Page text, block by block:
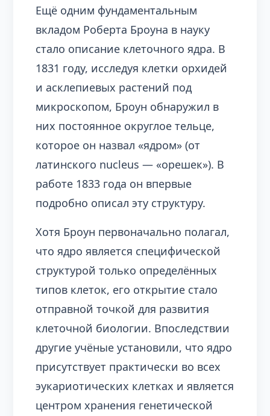
Ещё одним фундаментальным
вкладом Роберта Броуна в науку
стало описание клеточного ядра. В
1831 году, исследуя клетки орхидей
и асклепиевых растений под
микроскопом, Броун обнаружил в
них постоянное округлое тельце,
которое он назвал «ядром» (от
латинского nucleus — «орешек»). В
работе 1833 года он впервые
подробно описал эту структуру.
Хотя Броун первоначально полагал,
что ядро является специфической
структурой только определённых
типов клеток, его открытие стало
отправной точкой для развития
клеточной биологии. Впоследствии
другие учёные установили, что ядро
присутствует практически во всех
эукариотических клетках и является
центром хранения генетической